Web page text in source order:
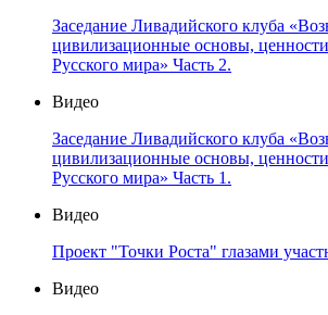
Заседание Ливадийского клуба
цивилизационные основы,
Русского мира» Часть 2.
Видео
Заседание Ливадийского клуба
цивилизационные основы,
Русского мира» Часть 1.
Видео
Проект "Точки Роста" глазами
Видео